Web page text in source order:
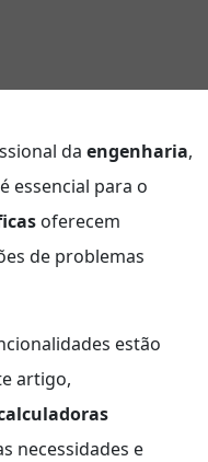
da engenharia,
essencial para o
oferecem
de problemas
estão
artigo,
necessidades e